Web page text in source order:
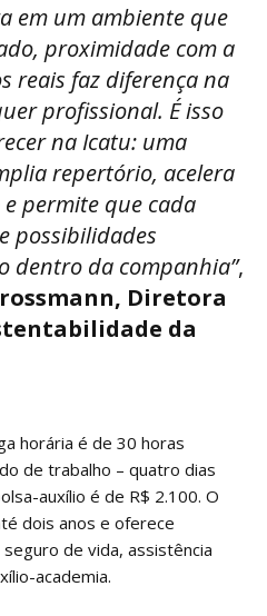
em um ambiente que
proximidade com a
reais faz diferença na
profissional. É isso
na Icatu: uma
repertório, acelera
permite que cada
possibilidades
dentro da companhia”,
Diretora
da
horária é de 30 horas
de trabalho – quatro dias
auxílio é de R$ 2.100. O
dois anos e oferece
de vida, assistência
academia.